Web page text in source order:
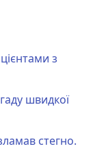
з
швидкої
стегно.